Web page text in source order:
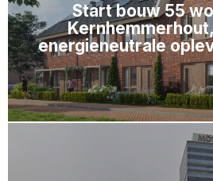
Start bouw 55
energieneutrale